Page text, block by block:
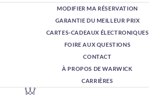
MODIFIER MA RÉSERVATION
GARANTIE DU MEILLEUR PRIX
CARTES-CADEAUX ÉLECTRONIQUES
FOIRE AUX QUESTIONS
CONTACT
À PROPOS DE WARWICK
CARRIÈRES